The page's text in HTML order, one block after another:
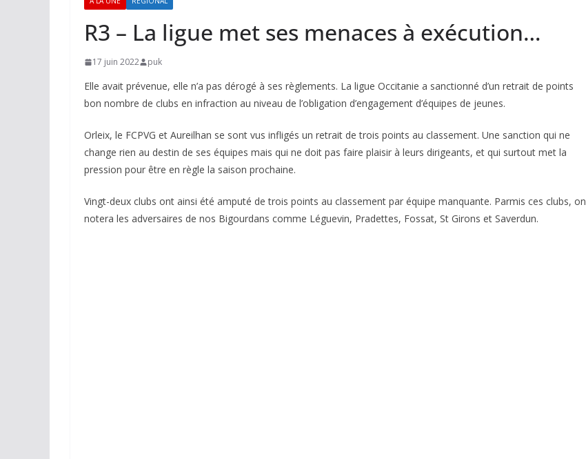
R3 – La ligue met ses menaces à exécution…
17 juin 2022 puk
Elle avait prévenue, elle n’a pas dérogé à ses règlements. La ligue Occitanie a sanctionné d’un retrait de points
bon nombre de clubs en infraction au niveau de l’obligation d’engagement d’équipes de jeunes.
Orleix, le FCPVG et Aureilhan se sont vus infligés un retrait de trois points au classement. Une sanction qui ne
change rien au destin de ses équipes mais qui ne doit pas faire plaisir à leurs dirigeants, et qui surtout met la
pression pour être en règle la saison prochaine.
Vingt-deux clubs ont ainsi été amputé de trois points au classement par équipe manquante. Parmis ces clubs, on
notera les adversaires de nos Bigourdans comme Léguevin, Pradettes, Fossat, St Girons et Saverdun.